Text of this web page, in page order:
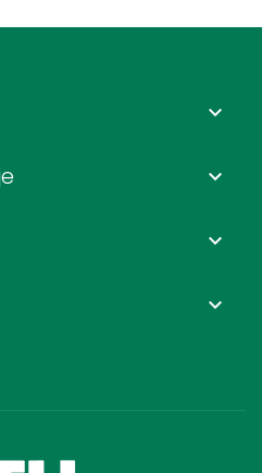
keyboard_arrow_down
keyboard_arrow_down
keyboard_arrow_down
keyboard_arrow_down